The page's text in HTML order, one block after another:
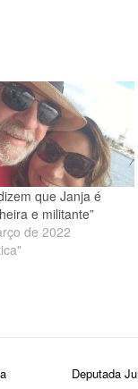
que Janja é
e militante”
de 2022
Deputada